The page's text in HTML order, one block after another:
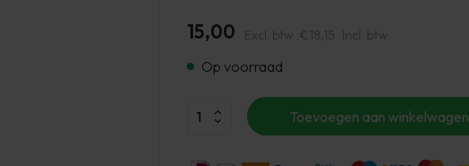
15,00 Excl. btw €18,15 Incl. btw
Op voorraad
Toevoegen aan winkelwagen